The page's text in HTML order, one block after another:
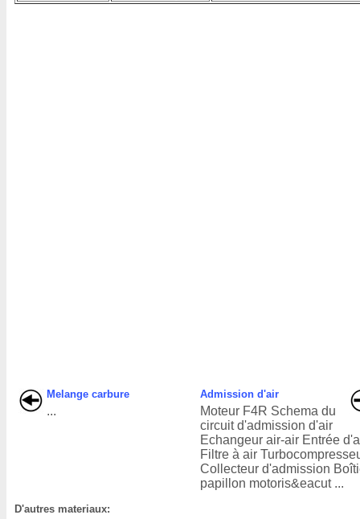
Melange carbure
...
Admission d'air
Moteur F4R Schema du
circuit d'admission d'air
Echangeur air-air Entrée
Filtre à air
Collecteur d'admission
papillon motoris&eacut ...
D'autres materiaux: